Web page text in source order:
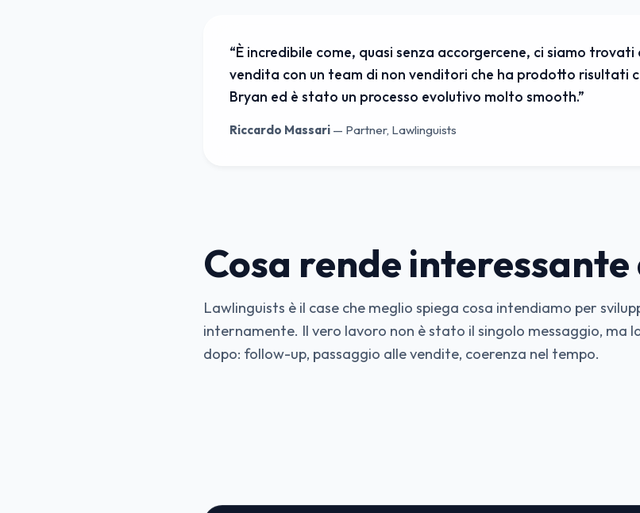
“È incredibile come, quasi senza accorgercene, ci siamo
vendita con un team di non venditori che ha prodotto risultati
Bryan ed è stato un processo evolutivo molto smooth.”
Riccardo Massari — Partner, Lawlinguists
Cosa rende interessante
Lawlinguists è il case che meglio spiega cosa intendiamo per
internamente. Il vero lavoro non è stato il singolo messaggio, ma
dopo: follow-up, passaggio alle vendite, coerenza nel tempo.